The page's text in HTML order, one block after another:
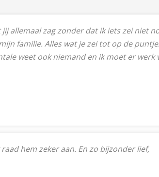
allemaal zag zonder dat ik iets zei niet
familie. Alles wat je zei tot op de
weet ook niemand en ik moet er werk
hem zeker aan. En zo bijzonder lief,